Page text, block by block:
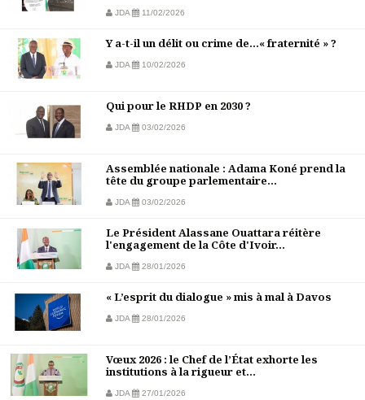
JDA 11/02/2026
Y a-t-il un délit ou crime de…« fraternité » ?
JDA 10/02/2026
Qui pour le RHDP en 2030 ?
JDA 03/02/2026
Assemblée nationale : Adama Koné prend la
tête du groupe parlementaire...
JDA 03/02/2026
Le Président Alassane Ouattara réitère
l'engagement de la Côte d'Ivoir...
JDA 28/01/2026
« L’esprit du dialogue » mis à mal à Davos
JDA 28/01/2026
Vœux 2026 : le Chef de l’État exhorte les
institutions à la rigueur et...
JDA 27/01/2026